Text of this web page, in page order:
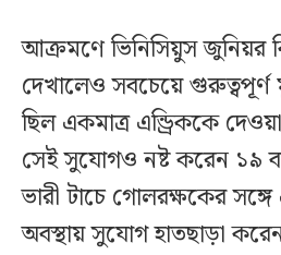
আক্রমণে ভিনিসিয়ুস জুনিয়র
দেখালেও সবচেয়ে গুরুত্বপূর্ণ
ছিল একমাত্র এন্ড্রিককে
সেই সুযোগও নষ্ট করেন ১৯
ভারী টাচে গোলরক্ষকের
অবস্থায় সুযোগ হাতছাড়া